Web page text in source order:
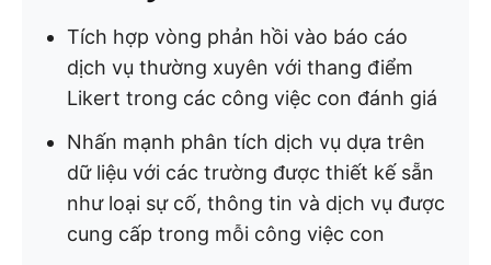
Tích hợp vòng phản hồi vào báo cáo
dịch vụ thường xuyên với thang điểm
Likert trong các công việc con đánh giá
Nhấn mạnh phân tích dịch vụ dựa trên
dữ liệu với các trường được thiết kế sẵn
như loại sự cố, thông tin và dịch vụ được
cung cấp trong mỗi công việc con